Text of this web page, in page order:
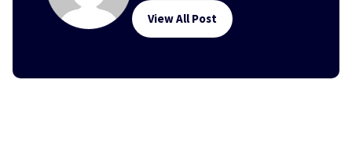
View All Post